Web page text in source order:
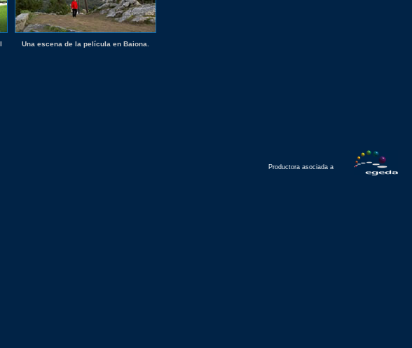
Una escena de la película en Baiona.
Productora asociada a